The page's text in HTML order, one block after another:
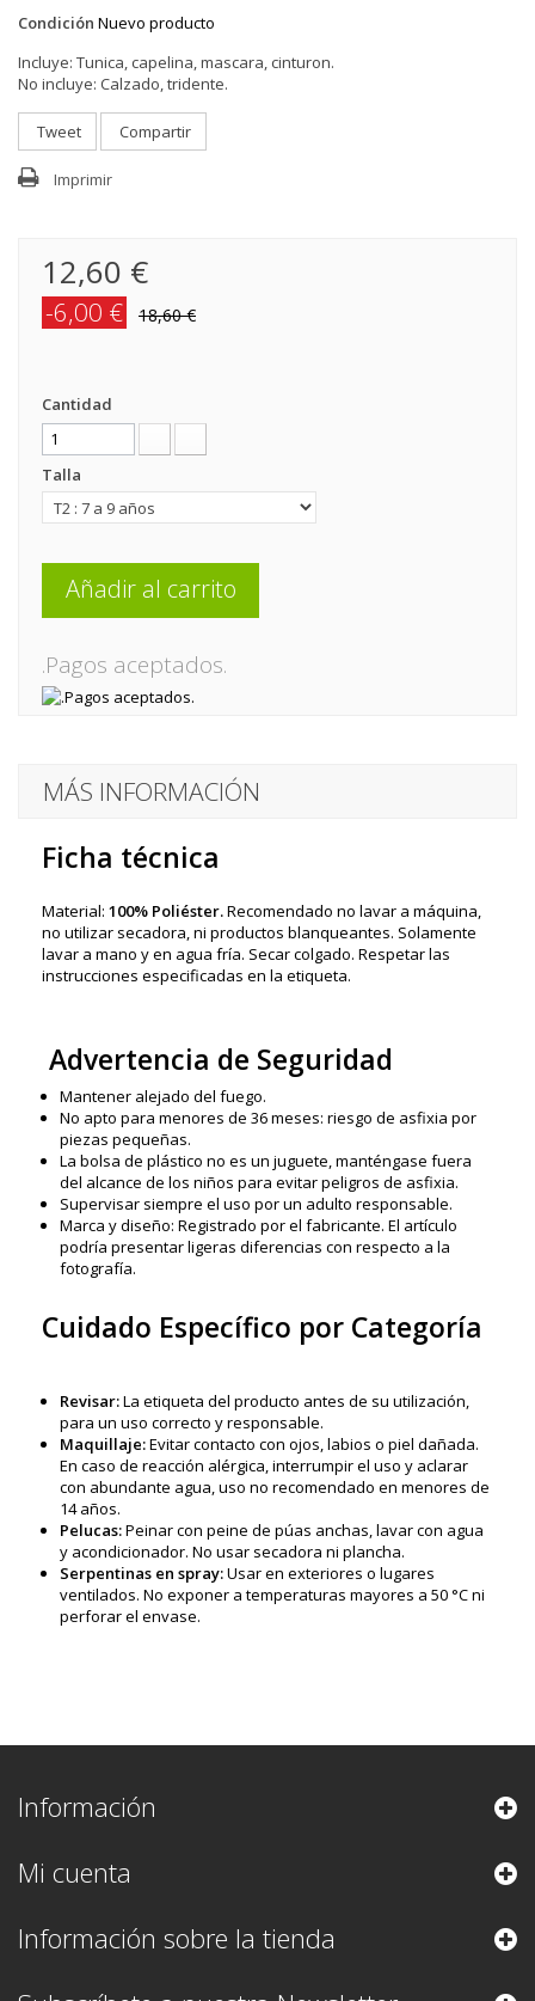
Condición Nuevo producto
Incluye: Tunica, capelina, mascara, cinturon.
No incluye: Calzado, tridente.
Tweet Compartir
Imprimir
12,60 €
-6,00 € 18,60 €
Cantidad
Talla
Añadir al carrito
.Pagos aceptados.
MÁS INFORMACIÓN
Ficha técnica
Material: 100% Poliéster.Recomendado no lavar a máquina,
no utilizar secadora, ni productos blanqueantes. Solamente
lavar a mano y en agua fría. Secar colgado. Respetar las
instrucciones especificadas en la etiqueta.
Advertencia de Seguridad
Mantener alejado del fuego.
No apto para menores de 36 meses: riesgo de asfixia por
piezas pequeñas.
La bolsa de plástico no es un juguete, manténgase fuera
del alcance de los niños para evitar peligros de asfixia.
Supervisar siempre el uso por un adulto responsable.
Marca y diseño: Registrado por el fabricante. El artículo
podría presentar ligeras diferencias con respecto a la
fotografía.
Cuidado Específico por Categoría
Revisar:La etiqueta del producto antes de su utilización,
para un uso correcto y responsable.
Maquillaje:Evitar contacto con ojos, labios o piel dañada.
En caso de reacción alérgica, interrumpir el uso y aclarar
con abundante agua, uso no recomendado en menores de
14 años.
Pelucas:Peinar con peine de púas anchas, lavar con agua
y acondicionador. No usar secadora ni plancha.
Serpentinas en spray:Usar en exteriores o lugares
ventilados. No exponer a temperaturas mayores a 50 °C ni
perforar el envase.
Información
Mi cuenta
Información sobre la tienda